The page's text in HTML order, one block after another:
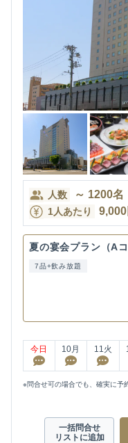
人数 ～ 1200名
1人あたり 9,000
夏の宴会プラン（Aコ
7品+飲み放題
今日 10月 11火
※問合せ可の場合でも、確実に予
一括問合せ
リストに追加